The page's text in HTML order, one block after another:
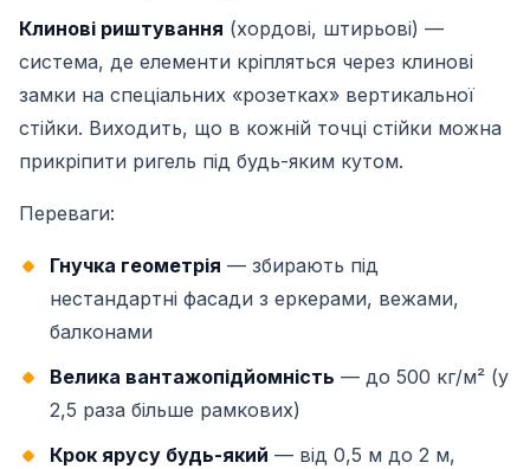
Клинові риштування (хордові, штирьові) —
система, де елементи кріпляться через клинові
замки на спеціальних «розетках» вертикальної
стійки. Виходить, що в кожній точці стійки можна
прикріпити ригель під будь-яким кутом.
Переваги:
Гнучка геометрія — збирають під
нестандартні фасади з еркерами, вежами,
балконами
Велика вантажопідйомність — до 500 кг/м² (у
2,5 раза більше рамкових)
Крок ярусу будь-який — від 0,5 м до 2 м,